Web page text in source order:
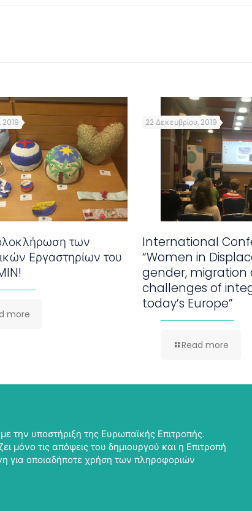
2019
των
Εργαστηρίων του
more
22 Δεκεμβρίου, 2019
International
“Women in
gender, migration
challenges of
today’s Europe”
Read more
την υποστήριξη της Ευρωπαϊκής Επιτροπής.
μόνο τις απόψεις του δημιουργού και η Επιτροπή
για οποιαδήποτε χρήση των πληροφοριών